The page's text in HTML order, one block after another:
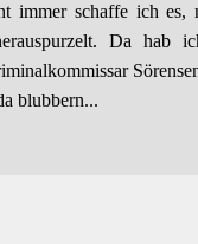
immer schaffe ich es,
Da hab
blubbern...